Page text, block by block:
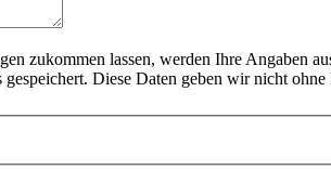
zukommen lassen, werden Ihre Angaben
Diese Daten geben wir nicht